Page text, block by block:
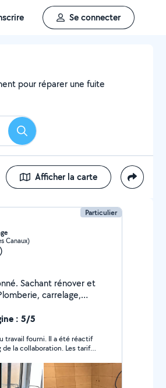
Se connecter
pour réparer une fuite
Rechercher
Afficher la carte
Particulier
Canaux)
et
: 5/5
travail fourni. Il a été réactif
la collaboration. Les tarifs
!